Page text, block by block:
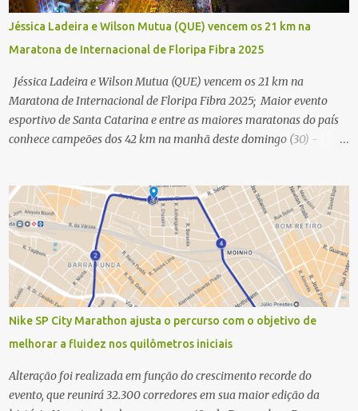
Jéssica Ladeira e Wilson Mutua (QUE) vencem os 21 km na
Maratona de Internacional de Floripa Fibra 2025
Jéssica Ladeira e Wilson Mutua (QUE) vencem os 21 km na
Maratona de Internacional de Floripa Fibra 2025; Maior evento
esportivo de Santa Catarina e entre as maiores maratonas do país
conhece campeões dos 42 km na manhã deste domingo (30) -
Floripa Fibra 2025. Na manhã deste sábado (30) foram conhecidos
os campeões dos 21 km do maior evento esportivo de Santa
Catarina. A mineira Jessica Ladeira e o queniano Wilson Mutua
foram os vencedores da meia maratona, ambos com a quebra de
recorde da prova. Neste domingo (31) será a vez da prova principal,
os 42,195 km da maratona, além da corrida de 5 KM. As largadas,
na Avenida Beira-Mar Norte, em Florianópolis, na altura do
Trapiche, começam às 5h10. Entre as maiores maratonas
brasileiras deste ano, a Maratona Internacional de Floripa Fibra
2025 reúne um total de 19.230 atletas. Além da meia marat...
Nike SP City Marathon ajusta o percurso com o objetivo de
melhorar a fluidez nos quilômetros iniciais
Alteração foi realizada em função do crescimento recorde do
evento, que reunirá 32.300 corredores em sua maior edição da